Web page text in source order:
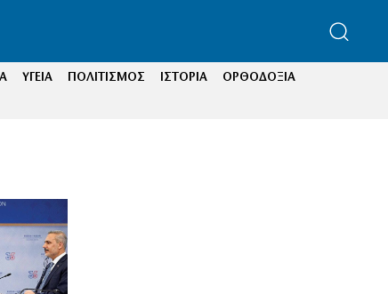
ΥΓΕΙΑ ΠΟΛΙΤΙΣΜΟΣ ΙΣΤΟΡΙΑ
ΟΡΘΟΔΟΞΙΑ